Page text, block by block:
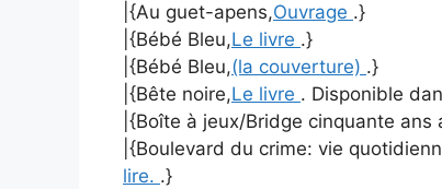
|{Au guet-apens,Ouvrage .}
|{Bébé Bleu,Le livre .}
|{Bébé Bleu,(la couverture) .}
|{Bête noire,Le livre . Disponible
|{Boîte à jeux/Bridge cinquante ans
|{Boulevard du crime: vie
lire. .}